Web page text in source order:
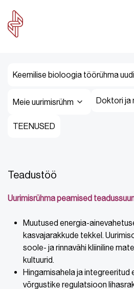
Keemilise bioloogia töörühma
Meie uurimisrühm Doktori ja
TEENUSED
Teadustöö
Uurimisrühma peamised
Muutused energia-
kasvajarakkude tekkel.
soole- ja rinnavähi kliiniline
kultuurid.
Hingamisahela ja integreeritud
võrgustike regulatsioon